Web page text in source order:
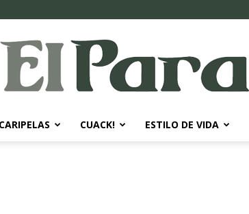
CARIPELAS CUACK! ESTILO DE VIDA